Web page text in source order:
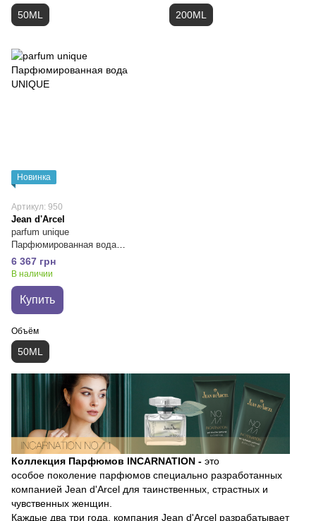
Коллекция Парфюмов INCARNATION - это
особое поколение парфюмов специально разработанных
компанией Jean d'Arcel для таинственных, страстных и
чувственных женщин.
Каждые два три года, компания Jean d'Arcel разрабатывает
50ML 200ML
Новинка
Артикул: 950
Jean d'Arcel
parfum unique
Парфюмированная вода
UNIQUE
6 367 грн
В наличии
Купить
Объём
50ML